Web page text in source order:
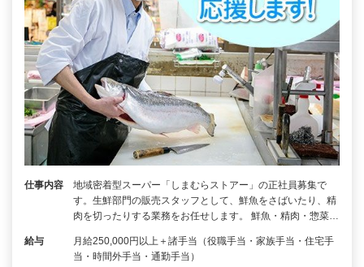
仕事内容
地域密着型スーパー「しまむらストアー」の正社員募集で
す。生鮮部門の販売スタッフとして、鮮魚をさばいたり、精
肉を切ったりする業務をお任せします。 鮮魚・精肉・惣菜…
給与
月給250,000円以上＋諸手当（役職手当・家族手当・住宅手
当・時間外手当・通勤手当）